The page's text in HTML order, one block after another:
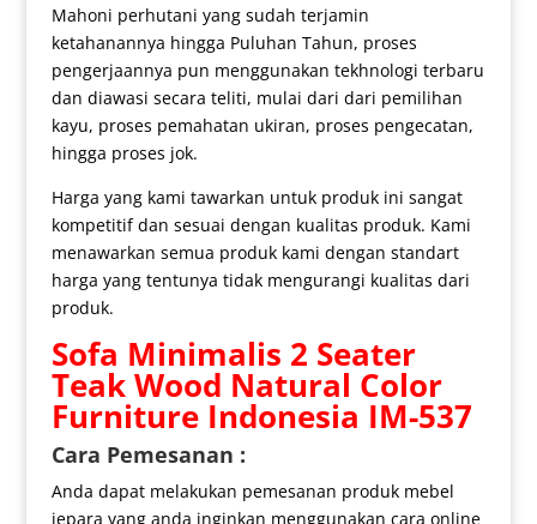
Mahoni perhutani yang sudah terjamin
ketahanannya hingga Puluhan Tahun, proses
pengerjaannya pun menggunakan tekhnologi terbaru
dan diawasi secara teliti, mulai dari dari pemilihan
kayu, proses pemahatan ukiran, proses pengecatan,
hingga proses jok.
Harga yang kami tawarkan untuk produk ini sangat
kompetitif dan sesuai dengan kualitas produk. Kami
menawarkan semua produk kami dengan standart
harga yang tentunya tidak mengurangi kualitas dari
produk.
Sofa Minimalis 2 Seater
Teak Wood Natural Color
Furniture Indonesia IM-537
Cara Pemesanan :
Anda dapat melakukan pemesanan produk mebel
jepara yang anda inginkan menggunakan cara online